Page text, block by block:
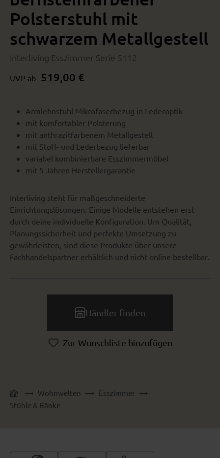
Polsterstuhl mit
schwarzem Metallgestell
Interliving Esszimmer Serie 5112
UVP ab 519,00 €
Armlehnstuhl Mikrofaserbezug in Lederoptik
mit komfortabler Polsterung
mit anthrazitfarbenem Metallgestell
mit Stoff- und Lederbezug lieferbar
variabel kombinierbare Esszimmermöbel
mit 5 Jahren Herstellergarantie
Interliving steht für maßgeschneiderte
Einrichtungslösungen. Einige Modelle entstehen erst
durch deine individuelle Konfiguration. Um Qualität,
Planungssicherheit und perfekte Umsetzung zu
gewährleisten, sind diese Produkte über unsere
Fachhandelspartner erhältlich und nicht online bestellbar.
Händler finden
Zur Wunschliste hinzufügen
Wohnwelten
Esszimmer
Stühle & Bänke